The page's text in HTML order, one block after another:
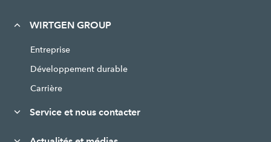
WIRTGEN GROUP
Entreprise
Développement durable
Carrière
Service et nous contacter